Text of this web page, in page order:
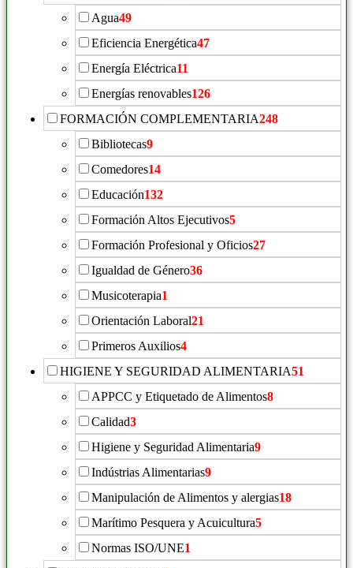
Agua49
Eficiencia Energética47
Energía Eléctrica11
Energías renovables126
FORMACIÓN COMPLEMENTARIA248
Bibliotecas9
Comedores14
Educación132
Formación Altos Ejecutivos5
Formación Profesional y Oficios27
Igualdad de Género36
Musicoterapia1
Orientación Laboral21
Primeros Auxilios4
HIGIENE Y SEGURIDAD ALIMENTARIA51
APPCC y Etiquetado de Alimentos8
Calidad3
Higiene y Seguridad Alimentaria9
Indústrias Alimentarias9
Manipulación de Alimentos y alergias18
Marítimo Pesquera y Acuicultura5
Normas ISO/UNE1